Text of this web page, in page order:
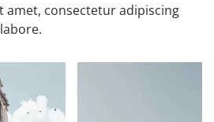
amet, consectetur adipiscing